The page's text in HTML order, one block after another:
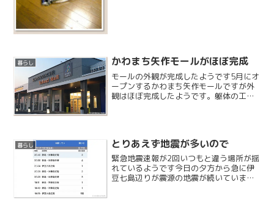
暮らし かわまち矢作モールがほぼ完成
モールの外観が完成したようです5月にオ
ープンするかわまち矢作モールですが外
観はほぼ完成したようです。躯体の工事
暮らし とりあえず地震が多いので
緊急地震速報が2回いつもと違う場所が揺
れているようです今日の夕方から急に伊
豆七島辺りが震源の地震が続いていま